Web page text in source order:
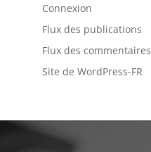
Connexion
Flux des publications
Flux des commentaires
Site de WordPress-FR